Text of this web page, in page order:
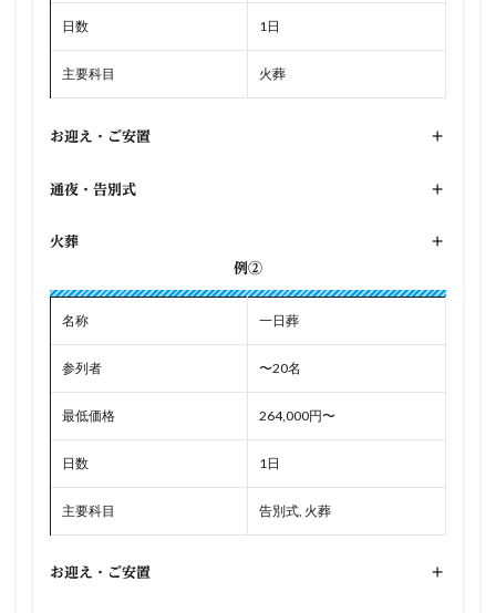
日数 1日
主要科目 火葬
お迎え・ご安置 +
通夜・告別式 +
火葬
+
例②
名称 一日葬
参列者 〜20名
最低価格 264,000円〜
日数 1日
主要科目 告別式, 火葬
お迎え・ご安置 +